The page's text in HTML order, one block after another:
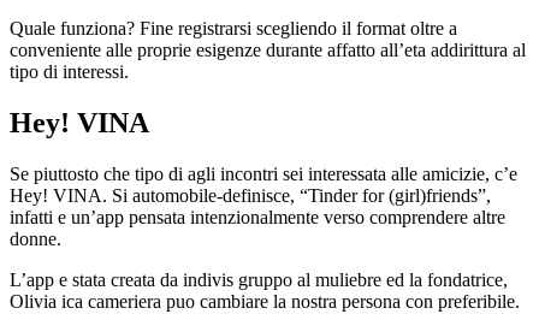
Quale funziona? Fine registrarsi scegliendo il format oltre a
conveniente alle proprie esigenze durante affatto all’eta addirittura al
tipo di interessi.
Hey! VINA
Se piuttosto che tipo di agli incontri sei interessata alle amicizie, c’e
Hey! VINA. Si automobile-definisce, “Tinder for (girl)friends”,
infatti e un’app pensata intenzionalmente verso comprendere altre
donne.
L’app e stata creata da indivis gruppo al muliebre ed la fondatrice,
Olivia ica cameriera puo cambiare la nostra persona con preferibile.